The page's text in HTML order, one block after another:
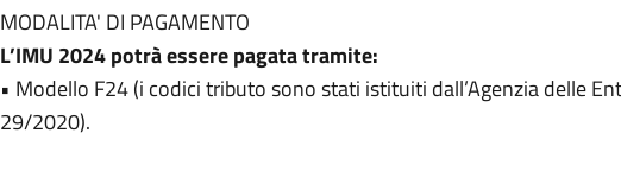
MODALITA' DI PAGAMENTO
L’IMU 2024 potrà essere pagata tramite:
• Modello F24 (i codici tributo sono stati istituiti dall’Agenzia delle
29/2020).